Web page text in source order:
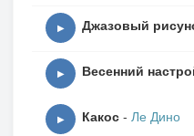
▶ Джазовый
▶ Весенний
▶ Какос - Ле Дино